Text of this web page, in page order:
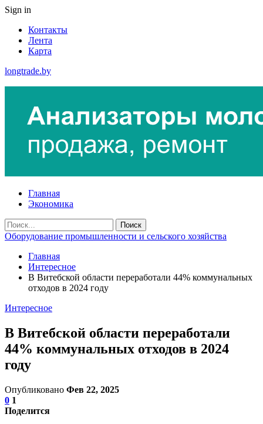
Sign in
Контакты
Лента
Карта
longtrade.by
Главная
Экономика
Оборудование промышленности и сельского хозяйства
Главная
Интересное
В Витебской области переработали 44% коммунальных
отходов в 2024 году
Интересное
В Витебской области переработали
44% коммунальных отходов в 2024
году
Опубликовано Фев 22, 2025
0 1
Поделится